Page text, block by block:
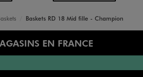
Baskets RD 18 Mid fille - Champion
EN FRANCE